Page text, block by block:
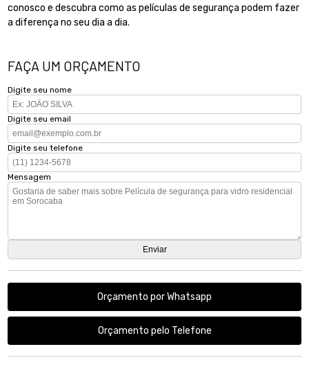
conosco e descubra como as películas de segurança podem fazer
a diferença no seu dia a dia.
FAÇA UM ORÇAMENTO
Digite seu nome
Digite seu email
Digite seu telefone
Mensagem
Orçamento por Whatsapp
Orçamento pelo Telefone